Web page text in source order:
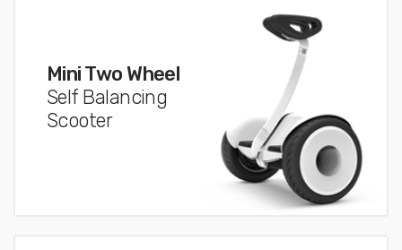
Mini Two Wheel
Self Balancing
Scooter